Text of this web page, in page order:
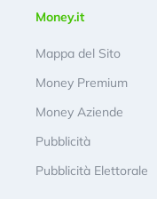
Money.it
Mappa del Sito
Money Premium
Money Aziende
Pubblicità
Pubblicità Elettorale